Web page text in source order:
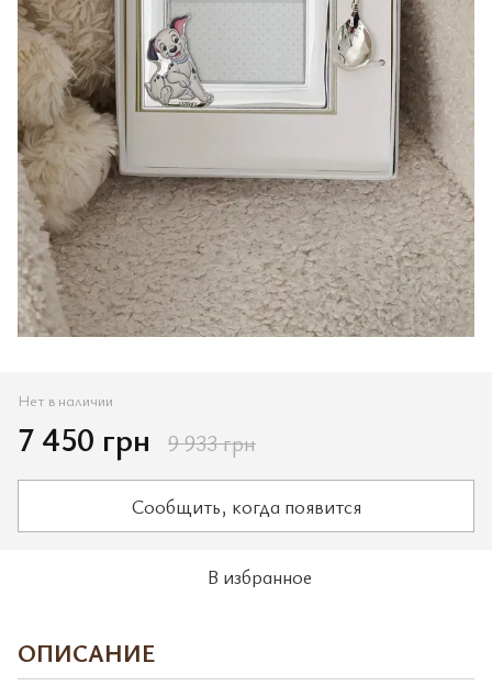
Нет в наличии
7 450 грн 9 933 грн
Сообщить, когда появится
В избранное
ОПИСАНИЕ